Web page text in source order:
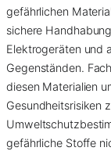
gefährlichen
sichere
Elektrogeräten und
Gegenständen.
diesen Materialien
Gesundheitsrisiken
gefährliche Stoffe